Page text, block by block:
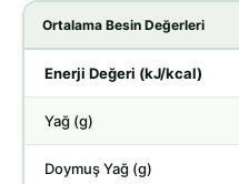
Ortalama Besin Değerleri
Enerji Değeri (kJ/kcal)
Yağ (g)
Doymuş Yağ (g)